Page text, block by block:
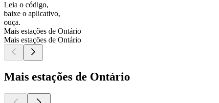
Leia o código,
baixe o aplicativo,
ouça.
Mais estações de Ontário
Mais estações de Ontário
Mais estações de Ontário